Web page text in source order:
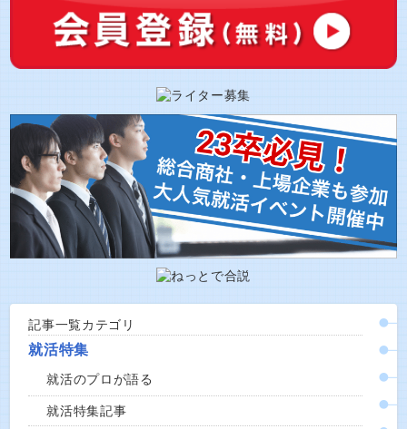
記事一覧カテゴリ
就活特集
就活のプロが語る
就活特集記事